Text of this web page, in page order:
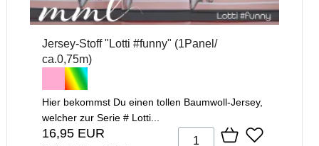
Jersey-Stoff "Lotti #funny" (1Panel/
ca.0,75m)
Hier bekommst Du einen tollen Baumwoll-Jersey,
welcher zur Serie # Lotti...
16,95 EUR